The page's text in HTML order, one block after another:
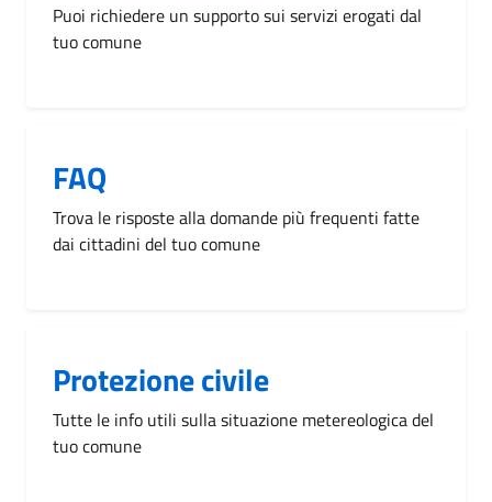
Puoi richiedere un supporto sui servizi erogati dal
tuo comune
FAQ
Trova le risposte alla domande più frequenti fatte
dai cittadini del tuo comune
Protezione civile
Tutte le info utili sulla situazione metereologica del
tuo comune